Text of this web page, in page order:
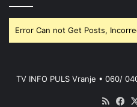
Error Can not Get Posts,
TV INFO PULS Vranje • 060/
RSS